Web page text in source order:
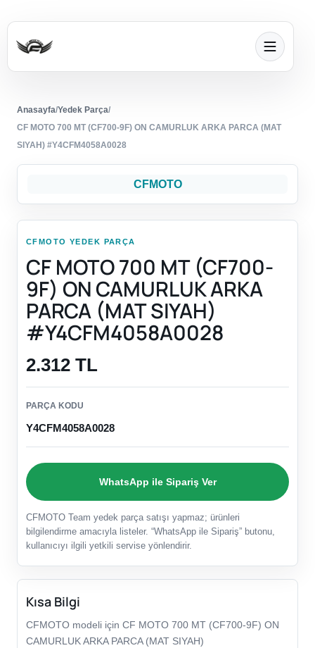
Anasayfa/Yedek Parça/
CF MOTO 700 MT (CF700-9F) ON CAMURLUK ARKA PARCA (MAT
SIYAH) #Y4CFM4058A0028
CFMOTO
CFMOTO YEDEK PARÇA
CF MOTO 700 MT (CF700-
9F) ON CAMURLUK ARKA
PARCA (MAT SIYAH)
#Y4CFM4058A0028
2.312 TL
PARÇA KODU
Y4CFM4058A0028
WhatsApp ile Sipariş Ver
CFMOTO Team yedek parça satışı yapmaz; ürünleri
bilgilendirme amacıyla listeler. “WhatsApp ile Sipariş” butonu,
kullanıcıyı ilgili yetkili servise yönlendirir.
Kısa Bilgi
CFMOTO modeli için CF MOTO 700 MT (CF700-9F) ON
CAMURLUK ARKA PARCA (MAT SIYAH)